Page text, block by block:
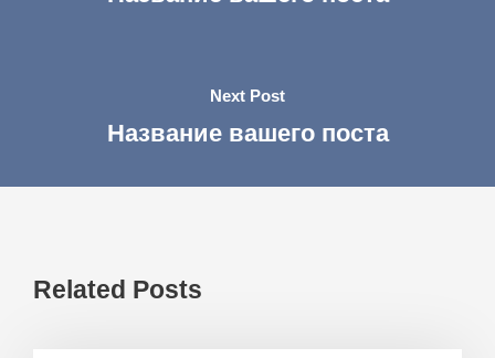
Next Post
Название вашего поста
Related Posts